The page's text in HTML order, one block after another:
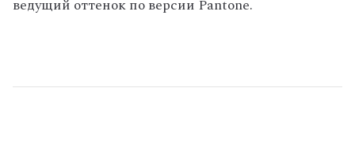
ведущий оттенок по версии Pantone.